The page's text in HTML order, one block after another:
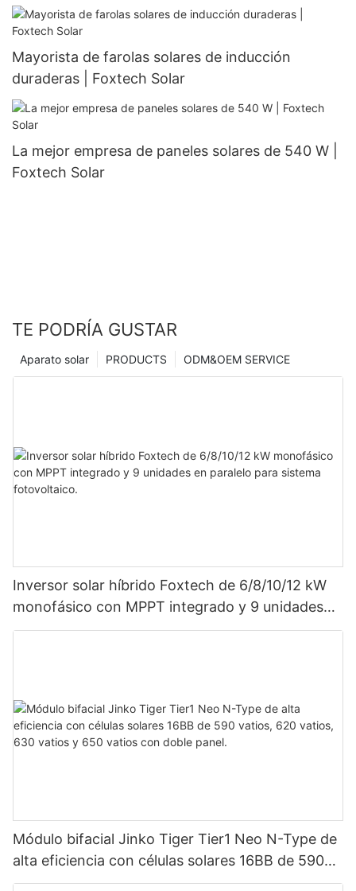
Foxtech Solar
Mayorista de farolas solares de inducción
duraderas | Foxtech Solar
La mejor empresa de paneles solares de 540 W |
Foxtech Solar
TE PODRÍA GUSTAR
ODM&OEM SERVICE
PRODUCTS
Aparato solar
Inversor solar híbrido Foxtech de 6/8/10/12 kW
monofásico con MPPT integrado y 9 unidades
en paralelo para sistema fotovoltaico.
Módulo bifacial Jinko Tiger Tier1 Neo N-Type de
alta eficiencia con células solares 16BB de 590
vatios, 620 vatios, 630 vatios y 650 vatios con